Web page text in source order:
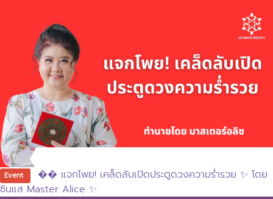
Event
�� แจกโพย! เคล็ดลับเปิดประตูดวงความร่ำรวย ✨ โดย
ซินแส Master Alice ✨